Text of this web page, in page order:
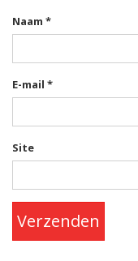
Naam *
E-mail *
Site
Verzenden